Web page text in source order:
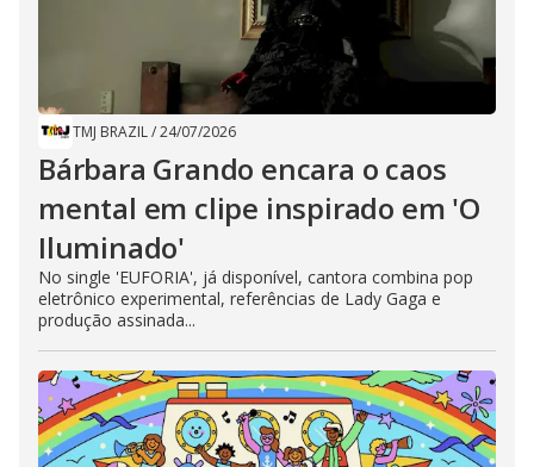
TMJ BRAZIL/24/07/2026
Bárbara Grando encara o caos
mental em clipe inspirado em 'O
Iluminado'
No single 'EUFORIA', já disponível, cantora combina pop
eletrônico experimental, referências de Lady Gaga e
produção assinada...